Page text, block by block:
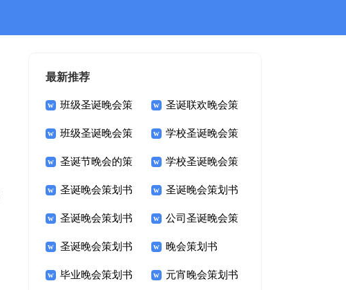
最新推荐
班级圣诞晚会策
划书
圣诞联欢晚会策
划书
班级圣诞晚会策
划书
学校圣诞晚会策
划书
圣诞节晚会的策
划书
学校圣诞晚会策
划书
圣诞晚会策划书 圣诞晚会策划书
圣诞晚会策划书 公司圣诞晚会策
划书
圣诞晚会策划书 晚会策划书
毕业晚会策划书 元宵晚会策划书